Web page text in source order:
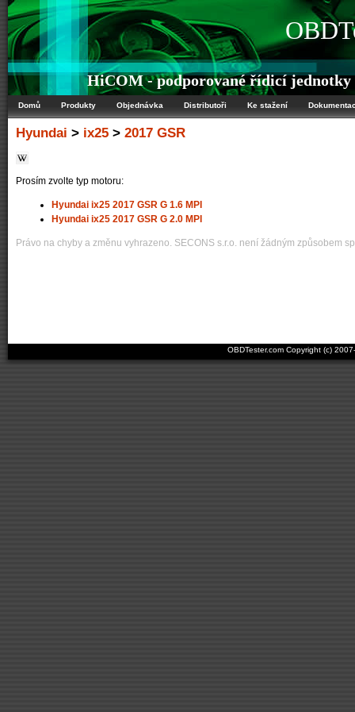
HiCOM - podporované řídicí
Domů Produkty Objednávka Distributoři Ke stažení
Hyundai > ix25 > 2017 GSR
Prosím zvolte typ motoru:
Hyundai ix25 2017 GSR G 1.6 MPI
Hyundai ix25 2017 GSR G 2.0 MPI
Právo na chyby a změnu vyhrazeno. SECONS s.r.o. není žádným způsobem
OBDTester.com Copyright (c)